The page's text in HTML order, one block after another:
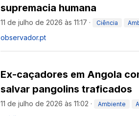
supremacia humana
11 de julho de 2026 às 11:17 · Ciência
observador.pt
Ex-caçadores em Angola
salvar pangolins traficados
11 de julho de 2026 às 11:02 · Ambiente